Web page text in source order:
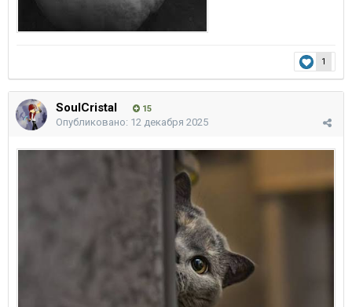
1
SoulCristal 15
Опубликовано: 12 декабря 2025